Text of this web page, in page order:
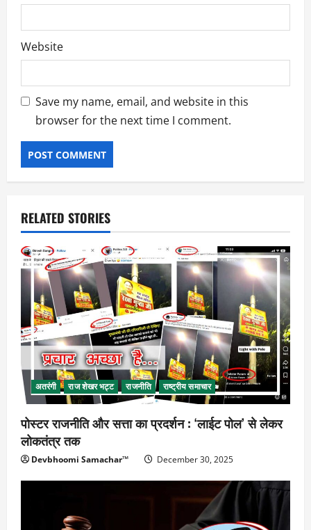
Website
Save my name, email, and website in this
browser for the next time I comment.
RELATED STORIES
अतरंगी राज शेखर भट्ट राजनीति राष्ट्रीय समाचार
पोस्टर राजनीति और सत्ता का प्रदर्शन : ‘लाईट पोल’ से लेकर
लोकतंत्र तक
Devbhoomi Samachar™ December 30, 2025